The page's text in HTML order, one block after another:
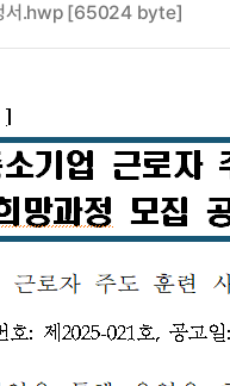
서.hwp [65024 byte]